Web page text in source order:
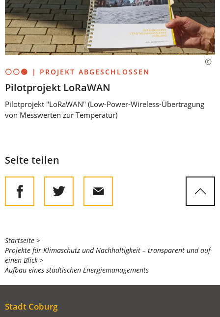
⚪⚪🟢 | PROJEKT ABGESCHLOSSEN
Pilotprojekt LoRaWAN
Pilotprojekt "LoRaWAN" (Low-Power-Wireless-Übertragung
von Messwerten zur Temperatur)
Seite teilen
Sie
befinden
sich
hier:
Startseite
Projekte für Klimaschutz und Nachhaltigkeit – transparent und auf
einen Blick
Aufbau eines städtischen Energiemanagements
Stadt Coburg